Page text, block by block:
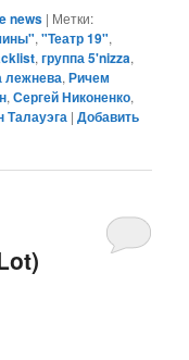
news | Метки:
,"Театр 19",
,группа 5'nizza,
лежнева,Ричем
,Сергей Никоненко,
Талауэга |Добавить